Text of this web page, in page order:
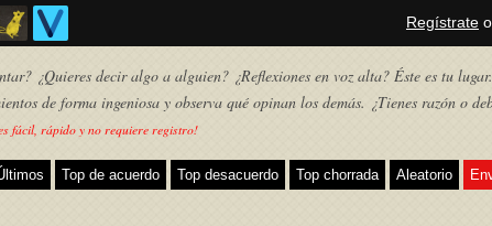
Regístrate o
¿Quieres decir algo a alguien? ¿Reflexiones en voz alta? Éste es tu
de forma ingeniosa y observa qué opinan los demás. ¿Tienes razón o
fácil, rápido y no requiere registro!
Top de acuerdo Top desacuerdo Top chorrada Aleatorio